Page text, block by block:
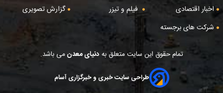
اخبار اقتصادی
فیلم و تیزر
گزارش تصویری
شرکت های برجسته
تمام حقوق این سایت متعلق به دنیای معدنمی باشد.
طراحی سایت خبری و خبرگزاری آسام